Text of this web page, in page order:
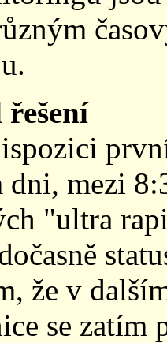
mezi
"ultra
že v
se zatím